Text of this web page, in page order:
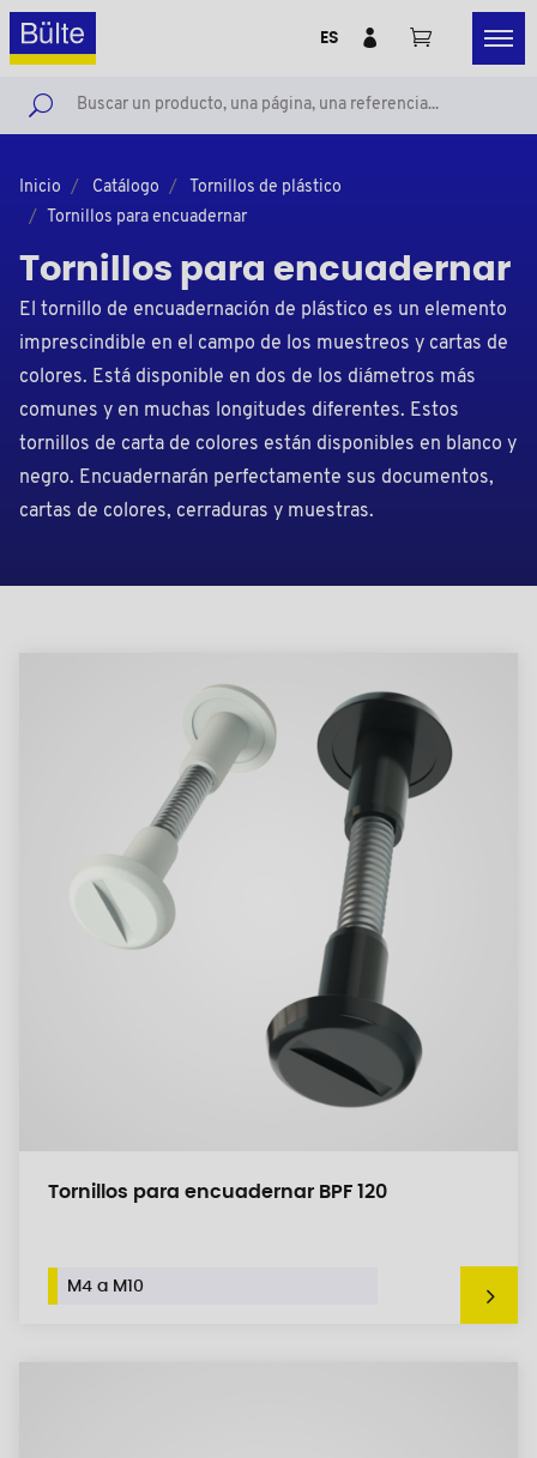
ES
Inicio Catálogo
Tornillos de plástico
Tornillos para encuadernar
Tornillos para encuadernar
El tornillo de encuadernación de plástico es un elemento
imprescindible en el campo de los muestreos y cartas de
colores. Está disponible en dos de los diámetros más
comunes y en muchas longitudes diferentes. Estos
tornillos de carta de colores están disponibles en blanco y
negro. Encuadernarán perfectamente sus documentos,
cartas de colores, cerraduras y muestras.
Tornillos para encuadernar BPF 120
M4 a M10